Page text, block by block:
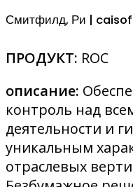
Смитфилд, Ри |
ПРОДУКТ: ROC
описание:
контроль над
деятельности и
уникальным
отраслевых